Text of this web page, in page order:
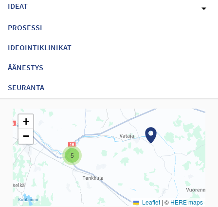
IDEAT
PROSESSI
IDEOINTIKLINIKAT
ÄÄNESTYS
SEURANTA
Seuraavassa elementissä on kartta, joka esittää tämän sivun
5
+
−
Leaflet | © HERE maps